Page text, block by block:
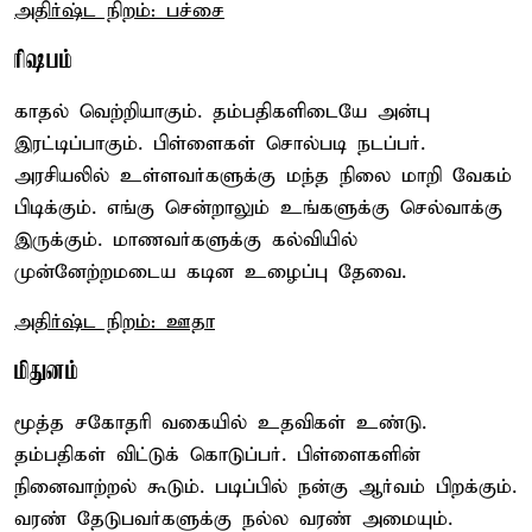
அதிர்ஷ்ட நிறம்: பச்சை
ரிஷபம்
காதல் வெற்றியாகும். தம்பதிகளிடையே அன்பு
இரட்டிப்பாகும். பிள்ளைகள் சொல்படி நடப்பர்.
அரசியலில் உள்ளவர்களுக்கு மந்த நிலை மாறி வேகம்
பிடிக்கும். எங்கு சென்றாலும் உங்களுக்கு செல்வாக்கு
இருக்கும். மாணவர்களுக்கு கல்வியில்
முன்னேற்றமடைய கடின உழைப்பு தேவை.
அதிர்ஷ்ட நிறம்: ஊதா
மிதுனம்
மூத்த சகோதரி வகையில் உதவிகள் உண்டு.
தம்பதிகள் விட்டுக் கொடுப்பர். பிள்ளைகளின்
நினைவாற்றல் கூடும். படிப்பில் நன்கு ஆர்வம் பிறக்கும்.
வரண் தேடுபவர்களுக்கு நல்ல வரண் அமையும்.